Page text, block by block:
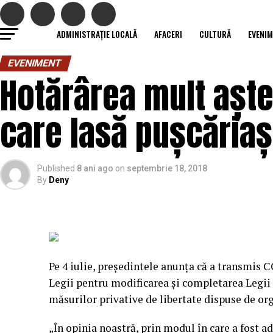
ADMINISTRAȚIE LOCALĂ AFACERI CULTURĂ
EVENIMENT
Hotărârea mult
care lasă
Published 8 ani ago on septembrie 18, 2018
By Deny
Pe 4 iulie, preşedintele anunţa că a transmis
Legii pentru modificarea şi completarea Legii
măsurilor privative de libertate dispuse de
„În opinia noastră, prin modul în care a fost